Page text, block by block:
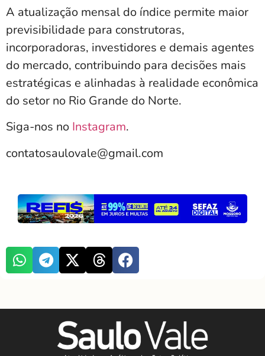
A atualização mensal do índice permite maior
previsibilidade para construtoras,
incorporadoras, investidores e demais agentes
do mercado, contribuindo para decisões mais
estratégicas e alinhadas à realidade econômica
do setor no Rio Grande do Norte.
Siga-nos no Instagram.
contatosaulovale@gmail.com